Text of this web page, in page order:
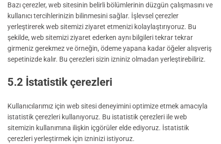
Bazı çerezler, web sitesinin belirli bölümlerinin düzgün çalışmasını ve
kullanıcı tercihlerinizin bilinmesini sağlar. İşlevsel çerezler
yerleştirerek web sitemizi ziyaret etmenizi kolaylaştırıyoruz. Bu
şekilde, web sitemizi ziyaret ederken aynı bilgileri tekrar tekrar
girmeniz gerekmez ve örneğin, ödeme yapana kadar öğeler alışveriş
sepetinizde kalır. Bu çerezleri sizin izniniz olmadan yerleştirebiliriz.
5.2 İstatistik çerezleri
Kullanıcılarımız için web sitesi deneyimini optimize etmek amacıyla
istatistik çerezleri kullanıyoruz. Bu istatistik çerezleri ile web
sitemizin kullanımına ilişkin içgörüler elde ediyoruz. İstatistik
çerezleri yerleştirmek için izninizi istiyoruz.